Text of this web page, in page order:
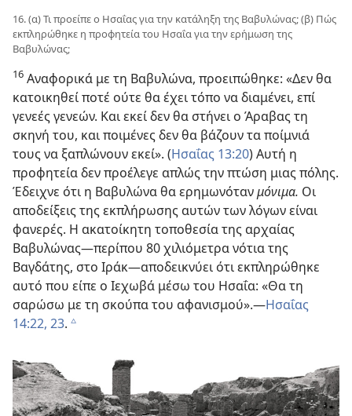
16. (α) Τι προείπε ο Ησαΐας για την κατάληξη της Βαβυλώνας; (β) Πώς
εκπληρώθηκε η προφητεία του Ησαΐα για την ερήμωση της
Βαβυλώνας;
16 Αναφορικά με τη Βαβυλώνα, προειπώθηκε: «Δεν θα
κατοικηθεί ποτέ ούτε θα έχει τόπο να διαμένει, επί
γενεές γενεών. Και εκεί δεν θα στήνει ο Άραβας τη
σκηνή του, και ποιμένες δεν θα βάζουν τα ποίμνιά
τους να ξαπλώνουν εκεί». (Ησαΐας 13:20) Αυτή η
προφητεία δεν προέλεγε απλώς την πτώση μιας πόλης.
Έδειχνε ότι η Βαβυλώνα θα ερημωνότανμόνιμα. Οι
αποδείξεις της εκπλήρωσης αυτών των λόγων είναι
φανερές. Η ακατοίκητη τοποθεσία της αρχαίας
Βαβυλώνας—περίπου 80 χιλιόμετρα νότια της
Βαγδάτης, στο Ιράκ—αποδεικνύει ότι εκπληρώθηκε
αυτό που είπε ο Ιεχωβά μέσω του Ησαΐα: «Θα τη
σαρώσω με τη σκούπα του αφανισμού».—Ησαΐας
14:22, 23. c